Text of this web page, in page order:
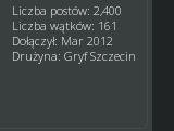
Liczba postów: 2,400
Liczba wątków: 161
Dołączył: Mar 2012
Drużyna: Gryf Szczecin